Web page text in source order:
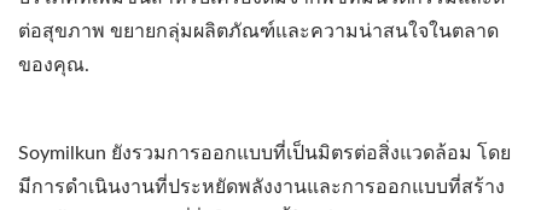
ต่อสุขภาพ ขยายกลุ่มผลิตภัณฑ์และความน่าสนใจในตลาด
ของคุณ.
Soymilkun ยังรวมการออกแบบที่เป็นมิตรต่อสิ่งแวดล้อม โดย
มีการดำเนินงานที่ประหยัดพลังงานและการออกแบบที่สร้าง